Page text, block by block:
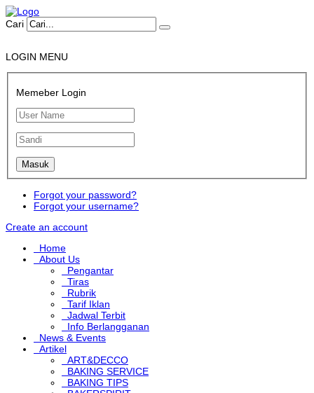
Cari
LOGIN MENU
Memeber Login
Forgot your password?
Forgot your username?
Create an account
Home
About Us
Pengantar
Tiras
Rubrik
Tarif Iklan
Jadwal Terbit
Info Berlangganan
News & Events
Artikel
ART&DECCO
BAKING SERVICE
BAKING TIPS